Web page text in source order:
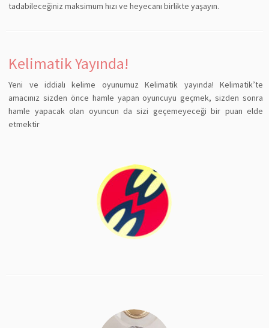
tadabileceğiniz maksimum hızı ve heyecanı birlikte yaşayın.
Kelimatik Yayında!
Yeni ve iddialı kelime oyunumuz Kelimatik yayında! Kelimatik’te
amacınız sizden önce hamle yapan oyuncuyu geçmek, sizden sonra
hamle yapacak olan oyuncun da sizi geçemeyeceği bir puan elde
etmektir